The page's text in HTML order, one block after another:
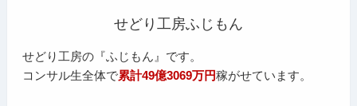
せどり工房ふじもん
せどり工房の『ふじもん』です。
コンサル生全体で累計49億3069万円稼がせています。